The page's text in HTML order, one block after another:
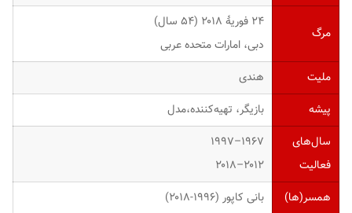
مرگ
۲۴ فوریهٔ ۲۰۱۸ (۵۴ سال)
دبی، امارات متحده عربی
ملیت
هندی
پیشه
بازیگر، تهیه‌کننده،مدل
سال‌های
فعالیت
۱۹۶۷–۱۹۹۷
۲۰۱۲–۲۰۱۸
همسر(ها)
بانی کاپور (۱۹۹۶-۲۰۱۸)